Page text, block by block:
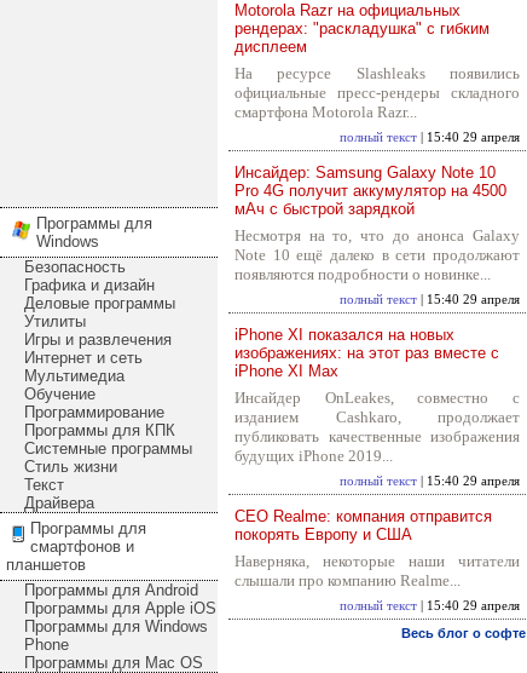
Программы для
Windows
Безопасность
Графика и дизайн
Деловые программы
Утилиты
Игры и развлечения
Интернет и сеть
Мультимедиа
Обучение
Программирование
Программы для КПК
Системные программы
Стиль жизни
Текст
Драйвера
Программы для
смартфонов и
планшетов
Программы для Android
Программы для Apple iOS
Программы для Windows
Phone
Программы для Mac OS
Motorola Razr на официальных
рендерах: "раскладушка" с гибким
дисплеем
На ресурсе Slashleaks появились
официальные пресс-рендеры складного
смартфона Motorola Razr...
полный текст | 15:40 29 апреля
Инсайдер: Samsung Galaxy Note 10
Pro 4G получит аккумулятор на 4500
мАч с быстрой зарядкой
Несмотря на то, что до анонса Galaxy
Note 10 ещё далеко в сети продолжают
появляются подробности о новинке...
полный текст | 15:40 29 апреля
iPhone XI показался на новых
изображениях: на этот раз вместе с
iPhone XI Max
Инсайдер OnLeakes, совместно с
изданием Cashkaro, продолжает
публиковать качественные изображения
будущих iPhone 2019...
полный текст | 15:40 29 апреля
CEO Realme: компания отправится
покорять Европу и США
Наверняка, некоторые наши читатели
слышали про компанию Realme...
полный текст | 15:40 29 апреля
Весь блог о софте